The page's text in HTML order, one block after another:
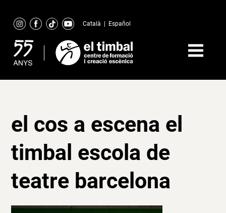
content
Català Español
el cos a escena el
timbal escola de
teatre barcelona